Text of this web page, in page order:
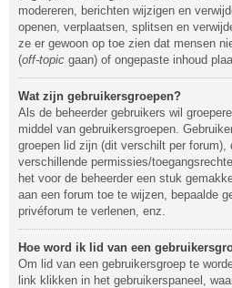
modereren, berichten wijzigen en
openen, verplaatsen, splitsen en
ze er gewoon op toe zien dat mensen
(off-topic gaan) of ongepaste inhoud
Wat zijn gebruikersgroepen?
Als de beheerder gebruikers wil
middel van gebruikersgroepen.
groepen lid zijn (dit verschilt per forum),
verschillende permissies/
het voor de beheerder een stuk
aan een forum toe te wijzen, bepaalde
privéforum te verlenen, enz.
Hoe word ik lid van een
Om lid van een gebruikersgroep te
link klikken in het gebruikerspaneel,